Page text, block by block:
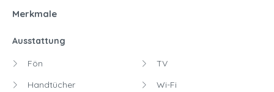
Merkmale
Ausstattung
Fön
Handtücher
TV
Wi-Fi